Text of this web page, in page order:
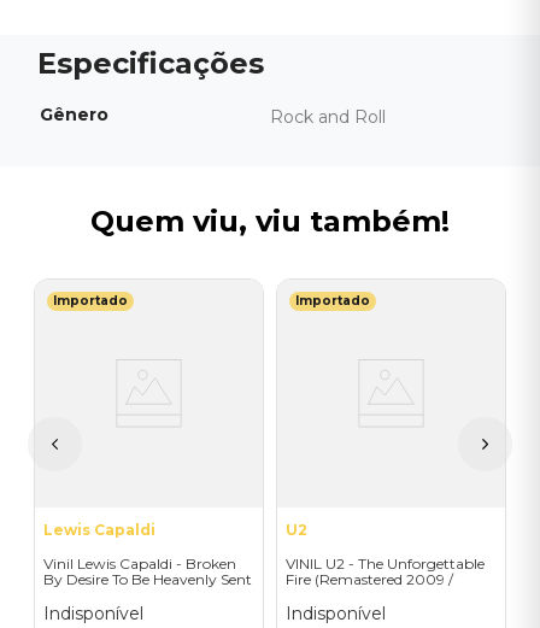
Gênero Rock and Roll
Quem viu, viu também!
Importado
Lewis Capaldi
Vinil Lewis Capaldi - Broken
By Desire To Be Heavenly Sent
Indisponível
Importado
U2
VINIL U2 - The Unforgettable
Fire (Remastered 2009 /
Importado
Indisponível